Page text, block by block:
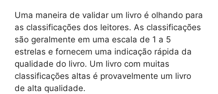
Uma maneira de validar um livro é olhando para
as classificações dos leitores. As classificações
são geralmente em uma escala de 1 a 5
estrelas e fornecem uma indicação rápida da
qualidade do livro. Um livro com muitas
classificações altas é provavelmente um livro
de alta qualidade.